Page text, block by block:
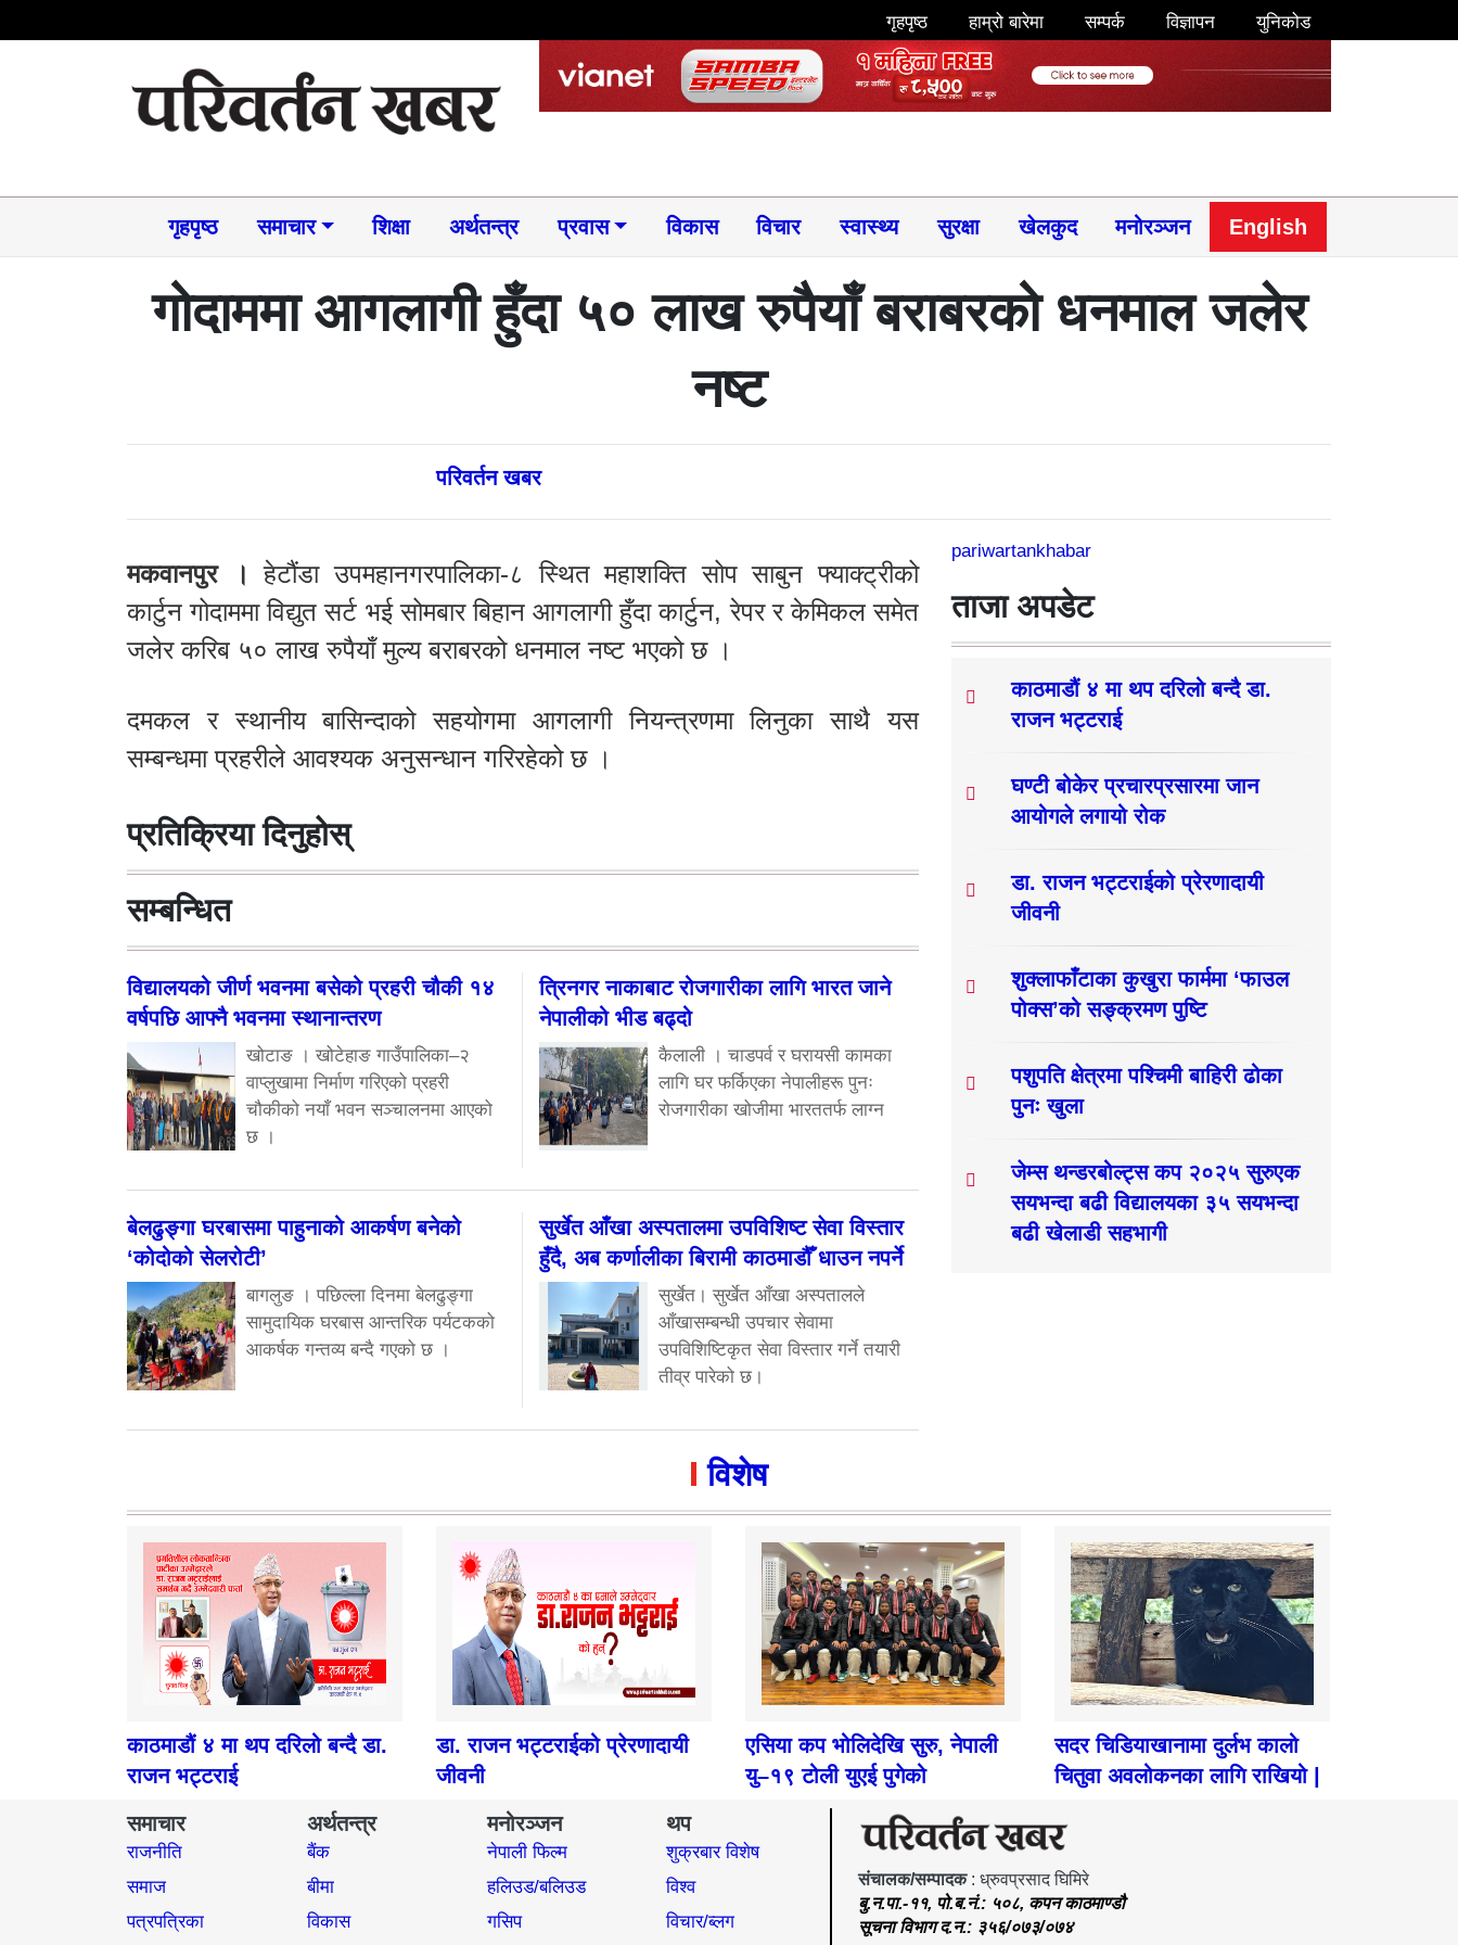
गृहपृष्ठ हाम्रो बारेमा सम्पर्क विज्ञापन युनिकोड
गृहपृष्ठ समाचार​ शिक्षा अर्थतन्त्र प्रवास विकास विचार स्वास्थ्य सुरक्षा खेलकुद मनोरञ्जन English
गोदाममा आगलागी हुँदा ५० लाख रुपैयाँ बराबरको धनमाल जलेर
नष्ट
परिवर्तन खबर
मकवानपुर । हेटौंडा उपमहानगरपालिका-८ स्थित महाशक्ति सोप साबुन फ्याक्ट्रीको
कार्टुन गोदाममा विद्युत सर्ट भई सोमबार बिहान आगलागी हुँदा कार्टुन, रेपर र केमिकल समेत
जलेर करिब ५० लाख रुपैयाँ मुल्य बराबरको धनमाल नष्ट भएको छ ।
दमकल र स्थानीय बासिन्दाको सहयोगमा आगलागी नियन्त्रणमा लिनुका साथै यस
सम्बन्धमा प्रहरीले आवश्यक अनुसन्धान गरिरहेको छ ।
प्रतिक्रिया दिनुहोस्
सम्बन्धित
विद्यालयको जीर्ण भवनमा बसेको प्रहरी चौकी १४
वर्षपछि आफ्नै भवनमा स्थानान्तरण
खोटाङ । खोटेहाङ गाउँपालिका–२
वाप्लुखामा निर्माण गरिएको प्रहरी
चौकीको नयाँ भवन सञ्चालनमा आएको
छ ।
त्रिनगर नाकाबाट रोजगारीका लागि भारत जाने
नेपालीको भीड बढ्दो
कैलाली । चाडपर्व र घरायसी कामका
लागि घर फर्किएका नेपालीहरू पुनः
रोजगारीका खोजीमा भारततर्फ लाग्न
बेलढुङ्गा घरबासमा पाहुनाको आकर्षण बनेको
‘कोदोको सेलरोटी’
बागलुङ । पछिल्ला दिनमा बेलढुङ्गा
सामुदायिक घरबास आन्तरिक पर्यटकको
आकर्षक गन्तव्य बन्दै गएको छ ।
सुर्खेत आँखा अस्पतालमा उपविशिष्ट सेवा विस्तार
हुँदै, अब कर्णालीका बिरामी काठमाडौँ धाउन नपर्ने
सुर्खेत। सुर्खेत आँखा अस्पतालले
आँखासम्बन्धी उपचार सेवामा
उपविशिष्टिकृत सेवा विस्तार गर्ने तयारी
तीव्र पारेको छ।
pariwartankhabar
ताजा अपडेट
काठमाडौं ४ मा थप दरिलो बन्दै डा.
राजन भट्टराई
घण्टी बोकेर प्रचारप्रसारमा जान
आयोगले लगायो रोक
डा. राजन भट्टराईको प्रेरणादायी
जीवनी
शुक्लाफाँटाका कुखुरा फार्ममा ‘फाउल
पोक्स’को सङ्क्रमण पुष्टि
पशुपति क्षेत्रमा पश्चिमी बाहिरी ढोका
पुनः खुला
जेम्स थन्डरबोल्ट्स कप २०२५ सुरुएक
सयभन्दा बढी विद्यालयका ३५ सयभन्दा
बढी खेलाडी सहभागी
विशेष
काठमाडौं ४ मा थप दरिलो बन्दै डा.
राजन भट्टराई
डा. राजन भट्टराईको प्रेरणादायी
जीवनी
एसिया कप भोलिदेखि सुरु, नेपाली
यु–१९ टोली युएई पुगेको
सदर चिडियाखानामा दुर्लभ कालो
चितुवा अवलोकनका लागि राखियो |
समाचार
राजनीति
समाज​
पत्रपत्रिका
अर्थतन्त्र
बैंक
बीमा
विकास
मनोरञ्जन
नेपाली फिल्म
हलिउड/बलिउड
गसिप
थप
शुक्रबार विशेष
विश्व
विचार/ब्लग
संचालक/सम्पादक: ध्रुवप्रसाद घिमिरे
बु.न.पा.-११, पो.ब.नं.: ५०८, कपन काठमाण्डौ
सूचना विभाग द.न.: ३५६/०७३/०७४